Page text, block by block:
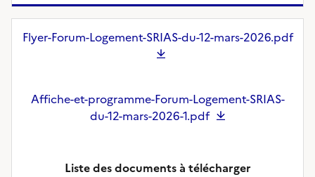
Liste des documents à télécharger
Flyer-Forum-Logement-SRIAS-du-12-mars-2026.pdf
Affiche-et-programme-Forum-Logement-SRIAS-
du-12-mars-2026-1.pdf